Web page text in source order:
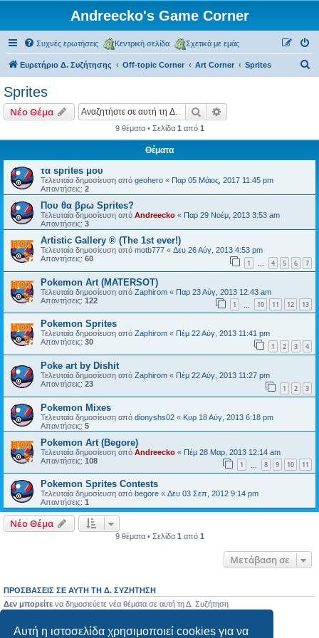
Αυτή η ιστοσελίδα χρησιμοποιεί cookies για να
Andreecko's Game Corner
Συχνές ερωτήσεις Κεντρική σελίδα Σχετικά με εμάς
Ευρετήριο Δ. Συζήτησης Off-topic Corner Art Corner Sprites
Sprites
Νέο Θέμα Αναζήτηση
9 θέματα • Σελίδα 1 από 1
Θέματα
τα sprites μου
Τελευταία δημοσίευση από geohero « Παρ 05 Μάιος, 2017 11:45 pm
Απαντήσεις: 2
Που θα βρω Sprites?
Τελευταία δημοσίευση από Andreecko « Παρ 29 Νοέμ, 2013 3:53 am
Απαντήσεις: 3
Artistic Gallery ® (The 1st ever!)
Τελευταία δημοσίευση από motb777 « Δευ 26 Αύγ, 2013 4:53 pm
Απαντήσεις: 60 1 … 4 5 6 7
Pokemon Art (MATERSOT)
Τελευταία δημοσίευση από Zaphirom « Παρ 23 Αύγ, 2013 12:43 am
Απαντήσεις: 122 1 10 11 12 13
Pokemon Sprites
Τελευταία δημοσίευση από Zaphirom « Πέμ 22 Αύγ, 2013 11:41 pm
Απαντήσεις: 30 1 2 3 4
Poke art by Dishit
Τελευταία δημοσίευση από Zaphirom « Πέμ 22 Αύγ, 2013 11:27 pm
Απαντήσεις: 23 1 2 3
Pokemon Mixes
Τελευταία δημοσίευση από dionyshs02 « Κυρ 18 Αύγ, 2013 6:18 pm
Απαντήσεις: 5
Pokemon Art (Begore)
Τελευταία δημοσίευση από Andreecko « Πέμ 28 Μαρ, 2013 12:14 am
Απαντήσεις: 108 1 8 9 10 11
Pokemon Sprites Contests
Τελευταία δημοσίευση από begore « Δευ 03 Σεπ, 2012 9:14 pm
Απαντήσεις: 1
Νέο Θέμα
9 θέματα • Σελίδα 1 από 1
Μετάβαση σε
ΠΡΟΣΒΆΣΕΙΣ ΣΕ ΑΥΤΉ ΤΗ Δ. ΣΥΖΉΤΗΣΗ
Δεν μπορείτε να δημοσιεύετε νέα θέματα σε αυτή τη Δ. Συζήτηση
Δεν μπορείτενα διαγράφετε τις δημοσιεύσεις σας σε αυτή τη Δ. Συζήτηση